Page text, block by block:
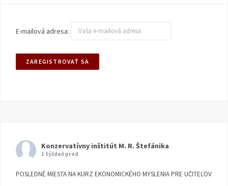
E-mailová adresa:
Konzervatívny inštitút M. R. Štefánika
1 týždeň pred
POSLEDNÉ MIESTA NA KURZ EKONOMICKÉHO MYSLENIA PRE UČITEĽOV